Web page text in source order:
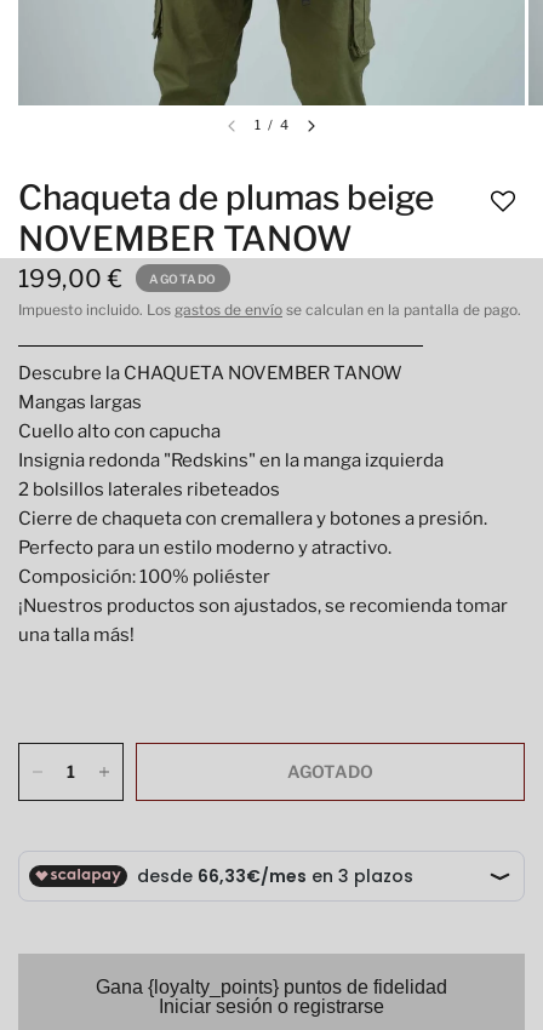
1 / 4
Chaqueta de plumas beige
NOVEMBER TANOW
199,00 € AGOTADO
Impuesto incluido. Los gastos de envío se calculan en la pantalla de pago.
Descubre la CHAQUETA NOVEMBER TANOW
Mangas largas
Cuello alto con capucha
Insignia redonda "Redskins" en la manga izquierda
2 bolsillos laterales ribeteados
Cierre de chaqueta con cremallera y botones a presión.
Perfecto para un estilo moderno y atractivo.
Composición: 100% poliéster
¡Nuestros productos son ajustados, se recomienda tomar
una talla más!
AGOTADO
Gana {loyalty_points} puntos de fidelidad
Iniciar sesión o registrarse